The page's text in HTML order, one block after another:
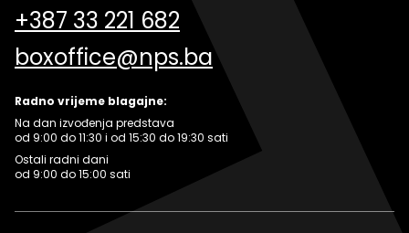
+387 33 221 682
boxoffice@nps.ba
Radno vrijeme blagajne:
Na dan izvođenja predstava
od 9:00 do 11:30 i od 15:30 do 19:30 sati
Ostali radni dani
od 9:00 do 15:00 sati